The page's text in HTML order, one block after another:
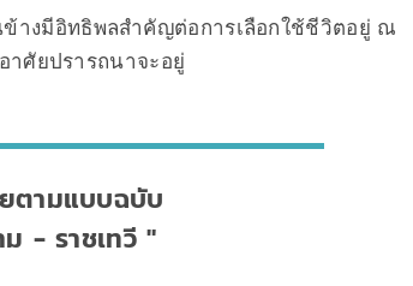
างมีอิทธิพลสำคัญต่อการเลือกใช้ชีวิตอยู่ ณ
าศัยปรารถนาจะอยู่
ตามแบบฉบับ
- ราชเทวี